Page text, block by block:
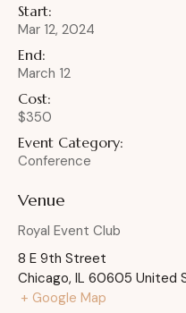
Start:
Mar 12, 2024
End:
March 12
Cost:
$350
Event Category:
Conference
Venue
Royal Event Club
8 E 9th Street
Chicago, IL 60605 United
+ Google Map